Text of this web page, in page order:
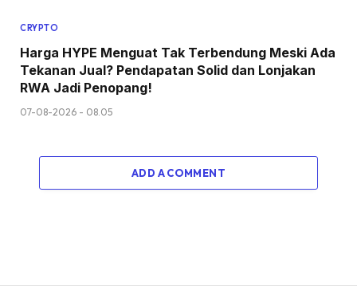
CRYPTO
Harga HYPE Menguat Tak Terbendung Meski Ada
Tekanan Jual? Pendapatan Solid dan Lonjakan
RWA Jadi Penopang!
07-08-2026 - 08.05
ADD A COMMENT